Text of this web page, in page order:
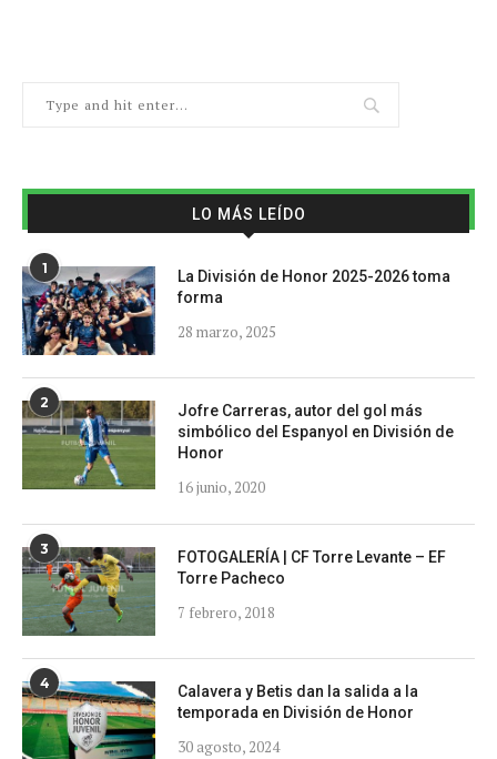
LO MÁS LEÍDO
1
La División de Honor 2025-2026 toma
forma
28 marzo, 2025
2
Jofre Carreras, autor del gol más
simbólico del Espanyol en División de
Honor
16 junio, 2020
3
FOTOGALERÍA | CF Torre Levante – EF
Torre Pacheco
7 febrero, 2018
4
Calavera y Betis dan la salida a la
temporada en División de Honor
30 agosto, 2024